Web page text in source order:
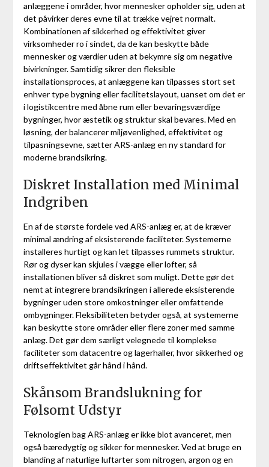
anlæggene i områder, hvor mennesker opholder sig, uden at
det påvirker deres evne til at trække vejret normalt.
Kombinationen af sikkerhed og effektivitet giver
virksomheder ro i sindet, da de kan beskytte både
mennesker og værdier uden at bekymre sig om negative
bivirkninger. Samtidig sikrer den fleksible
installationsproces, at anlæggene kan tilpasses stort set
enhver type bygning eller facilitetslayout, uanset om det er
i logistikcentre med åbne rum eller bevaringsværdige
bygninger, hvor æstetik og struktur skal bevares. Med en
løsning, der balancerer miljøvenlighed, effektivitet og
tilpasningsevne, sætter ARS-anlæg en ny standard for
moderne brandsikring.
Diskret Installation med Minimal
Indgriben
En af de største fordele ved ARS-anlæg er, at de kræver
minimal ændring af eksisterende faciliteter. Systemerne
installeres hurtigt og kan let tilpasses rummets struktur.
Rør og dyser kan skjules i vægge eller lofter, så
installationen bliver så diskret som muligt. Dette gør det
nemt at integrere brandsikringen i allerede eksisterende
bygninger uden store omkostninger eller omfattende
ombygninger. Fleksibiliteten betyder også, at systemerne
kan beskytte store områder eller flere zoner med samme
anlæg. Det gør dem særligt velegnede til komplekse
faciliteter som datacentre og lagerhaller, hvor sikkerhed og
driftseffektivitet går hånd i hånd.
Skånsom Brandslukning for
Følsomt Udstyr
Teknologien bag ARS-anlæg er ikke blot avanceret, men
også bæredygtig og sikker for mennesker. Ved at bruge en
blanding af naturlige luftarter som nitrogen, argon og en